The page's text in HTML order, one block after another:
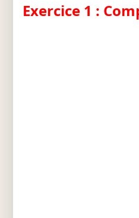
Exercice 1 :